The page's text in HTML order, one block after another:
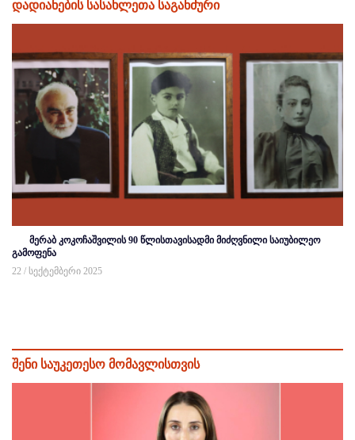
დადიანების სასახლეთა საგანძური
მერაბ კოკოჩაშვილის 90 წლისთავისადმი მიძღვნილი საიუბილეო
გამოფენა
22 / სექტემბერი 2025
შენი საუკეთესო მომავლისთვის